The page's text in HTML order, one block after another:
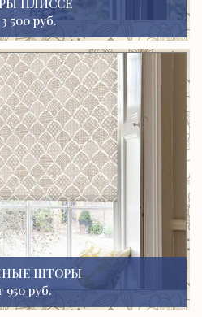
500 руб.
ШТОРЫ
950 руб.